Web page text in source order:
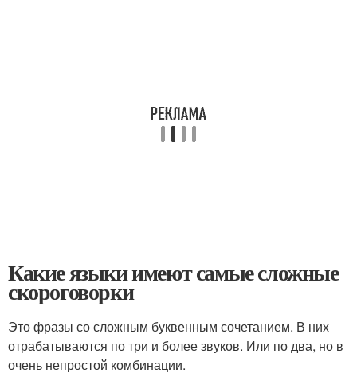
Какие языки имеют самые сложные
скороговорки
Это фразы со сложным буквенным сочетанием. В них
отрабатываются по три и более звуков. Или по два, но в
очень непростой комбинации.